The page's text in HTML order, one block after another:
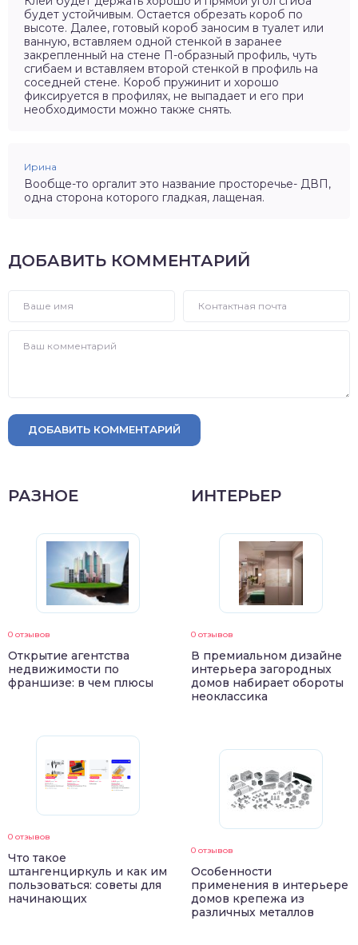
будет устойчивым. Остается обрезать короб по
высоте. Далее, готовый короб заносим в туалет или
ванную, вставляем одной стенкой в заранее
закрепленный на стене П-образный профиль, чуть
сгибаем и вставляем второй стенкой в профиль на
соседней стене. Короб пружинит и хорошо
фиксируется в профилях, не выпадает и его при
необходимости можно также снять.
Ирина
Вообще-то оргалит это название просторечье- ДВП,
одна сторона которого гладкая, лащеная.
ДОБАВИТЬ КОММЕНТАРИЙ
ДОБАВИТЬ КОММЕНТАРИЙ
РАЗНОЕ
0 отзывов
Открытие агентства
недвижимости по
франшизе: в чем плюсы
0 отзывов
Что такое
штангенциркуль и как им
пользоваться: советы для
начинающих
ИНТЕРЬЕР
0 отзывов
В премиальном дизайне
интерьера загородных
домов набирает обороты
неоклассика
0 отзывов
Особенности
применения в интерьере
домов крепежа из
различных металлов